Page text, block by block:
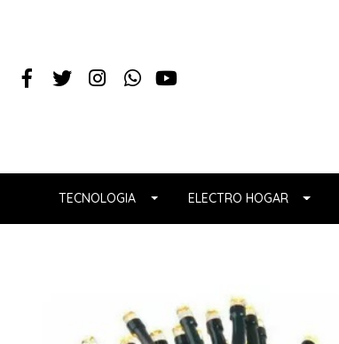
TECNOLOGIA ELECTRO HOGAR